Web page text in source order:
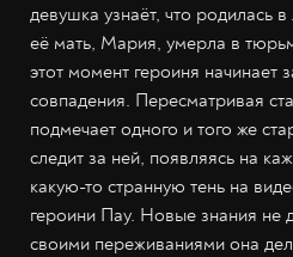
девушка узнаёт, что родилась
её мать, Мария, умерла в
этот момент героиня начинает
совпадения. Пересматривая
подмечает одного и того же
следит за ней, появляясь на
какую-то странную тень на
героини Пау. Новые знания не
своими переживаниями она